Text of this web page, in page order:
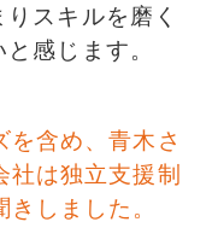
スキルを磨く
感じます。
を含め、青木さ
社は独立支援制
しました。